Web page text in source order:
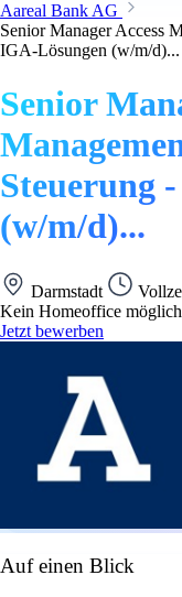
Aareal Bank AG
Senior Manager Access
IGA-Lösungen (w/m/d)...
Senior
Steuerung
(w/m/d)...
Darmstadt
Kein Homeoffice möglich
Jetzt bewerben
Auf einen Blick